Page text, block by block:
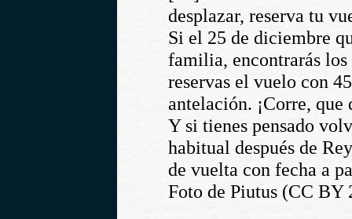
desplazar, reserva tu
Si el 25 de diciembre
familia, encontrarás
reservas el vuelo con
antelación. ¡Corre,
Y si tienes pensado
habitual después de
de vuelta con fecha a
Foto de Piutus (CC